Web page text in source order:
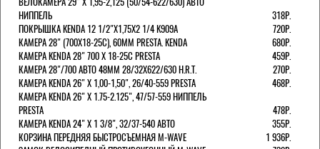
НИППЕЛЬ
318Р.
ПОКРЫШКА KENDA 12 1/2"Х1,75X2 1/4 K909A
720Р.
КАМЕРА 28" (700Х18-25С), 60ММ PRESTA. KENDA
680Р.
КАМЕРА KENDA 28" 700 Х 18-25С PRESTA
459Р.
КАМЕРА 28"/700 АВТО 48ММ 28/32Х622/630 H.R.T.
270Р.
КАМЕРА KENDA 26" Х 1,00-1,50", 26/40-559 PRESTA
468Р.
КАМЕРА KENDA 26" Х 1.75-2.125", 47/57-559 НИППЕЛЬ
PRESTA
478Р.
КАМЕРА KENDA 24" Х 1 3/8", 32/37-540 АВТО
355Р.
КОРЗИНА ПЕРЕДНЯЯ БЫСТРОСЪЕМНАЯ M-WAVE
1 936Р.